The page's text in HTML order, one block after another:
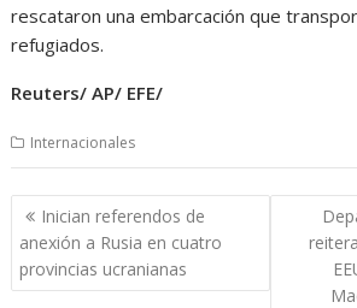
rescataron una embarcación que
refugiados.
Reuters/ AP/ EFE/
Internacionales
Navegación
de
entradas
Inician referendos de
anexión a Rusia en cuatro
provincias ucranianas